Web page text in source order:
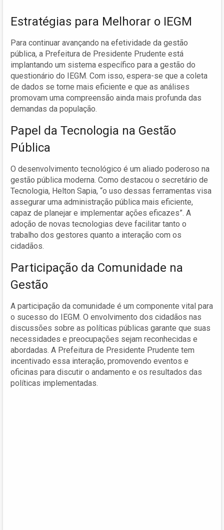
Estratégias para Melhorar o IEGM
Para continuar avançando na efetividade da gestão
pública, a Prefeitura de Presidente Prudente está
implantando um sistema específico para a gestão do
questionário do IEGM. Com isso, espera-se que a coleta
de dados se torne mais eficiente e que as análises
promovam uma compreensão ainda mais profunda das
demandas da população.
Papel da Tecnologia na Gestão
Pública
O desenvolvimento tecnológico é um aliado poderoso na
gestão pública moderna. Como destacou o secretário de
Tecnologia, Helton Sapia, “o uso dessas ferramentas visa
assegurar uma administração pública mais eficiente,
capaz de planejar e implementar ações eficazes”. A
adoção de novas tecnologias deve facilitar tanto o
trabalho dos gestores quanto a interação com os
cidadãos.
Participação da Comunidade na
Gestão
A participação da comunidade é um componente vital para
o sucesso do IEGM. O envolvimento dos cidadãos nas
discussões sobre as políticas públicas garante que suas
necessidades e preocupações sejam reconhecidas e
abordadas. A Prefeitura de Presidente Prudente tem
incentivado essa interação, promovendo eventos e
oficinas para discutir o andamento e os resultados das
políticas implementadas.